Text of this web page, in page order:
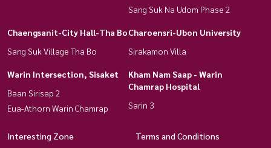
Sang Suk Na Udom Phase 2
Chaengsanit-City Hall-Tha Bo
Sang Suk Village Tha Bo
Charoensri-Ubon University
Sirakamon Villa
Warin Intersection, Sisaket
Baan Sirisap 2
Eua-Athorn Warin Chamrap
Kham Nam Saap - Warin
Chamrap Hospital
Sarin 3
Interesting Zone
Terms and Conditions